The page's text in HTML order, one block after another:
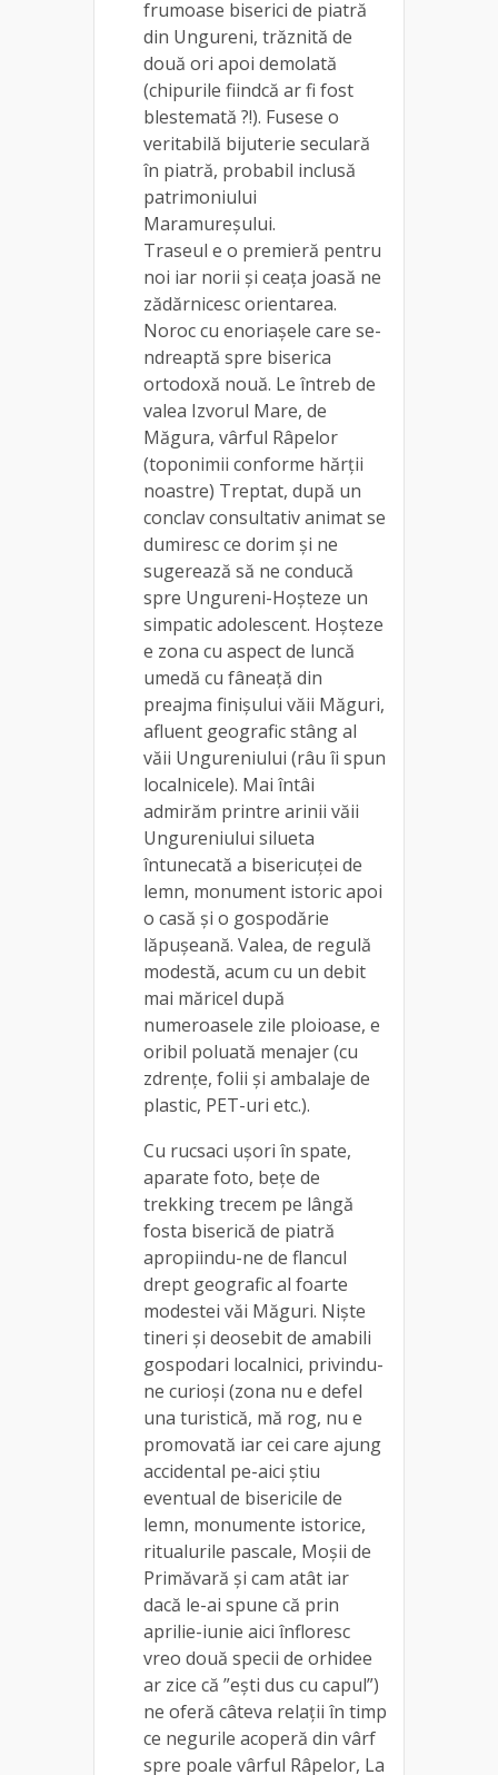
frumoase biserici de piatră
din Ungureni, trăznită de
două ori apoi demolată
(chipurile fiindcă ar fi fost
blestemată ?!). Fusese o
veritabilă bijuterie seculară
în piatră, probabil inclusă
patrimoniului
Maramureșului.
Traseul e o premieră pentru
noi iar norii și ceața joasă ne
zădărnicesc orientarea.
Noroc cu enoriașele care se-
ndreaptă spre biserica
ortodoxă nouă. Le întreb de
valea Izvorul Mare, de
Măgura, vârful Râpelor
(toponimii conforme hărții
noastre) Treptat, după un
conclav consultativ animat se
dumiresc ce dorim și ne
sugerează să ne conducă
spre Ungureni-Hoșteze un
simpatic adolescent. Hoșteze
e zona cu aspect de luncă
umedă cu fâneață din
preajma finișului văii Măguri,
afluent geografic stâng al
văii Ungureniului (râu îi spun
localnicele). Mai întâi
admirăm printre arinii văii
Ungureniului silueta
întunecată a bisericuței de
lemn, monument istoric apoi
o casă și o gospodărie
lăpușeană. Valea, de regulă
modestă, acum cu un debit
mai măricel după
numeroasele zile ploioase, e
oribil poluată menajer (cu
zdrențe, folii și ambalaje de
plastic, PET-uri etc.).
Cu rucsaci ușori în spate,
aparate foto, bețe de
trekking trecem pe lângă
fosta biserică de piatră
apropiindu-ne de flancul
drept geografic al foarte
modestei văi Măguri. Niște
tineri și deosebit de amabili
gospodari localnici, privindu-
ne curioși (zona nu e defel
una turistică, mă rog, nu e
promovată iar cei care ajung
accidental pe-aici știu
eventual de bisericile de
lemn, monumente istorice,
ritualurile pascale, Moșii de
Primăvară și cam atât iar
dacă le-ai spune că prin
aprilie-iunie aici înfloresc
vreo două specii de orhidee
ar zice că ”ești dus cu capul”)
ne oferă câteva relații în timp
ce negurile acoperă din vârf
spre poale vârful Râpelor, La